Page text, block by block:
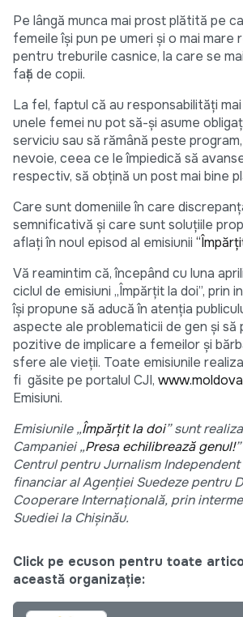
Pe lângă munca mai prost plătită pe
femeile își pun pe umeri și o mai mare
pentru treburile casnice, la care se
față de copii.
La fel, faptul că au responsabilități
unele femei nu pot să-și asume
serviciu sau să rămână peste
nevoie, ceea ce le împiedică să
respectiv, să obțină un post mai bine
Care sunt domeniile în care
semnificativă și care sunt soluțiile
aflați în noul episod al emisiunii
Vă reamintim că, începând cu luna
ciclul de emisiuni „Împărțit la doi”, prin
își propune să aducă în atenția
aspecte ale problematicii de gen și să
pozitive de implicare a femeilor și
sfere ale vieții. Toate emisiunile
fi găsite pe portalul CJI,
Emisiuni.
Emisiunile „Împărțit la doi” sunt
Campaniei „Presa echilibrează genul!
Centrul pentru Jurnalism
financiar al Agenției Suedeze pentru
Cooperare Internațională, prin
Suediei la Chișinău.
Click pe ecuson pentru toate
această organizație: